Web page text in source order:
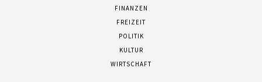
FINANZEN
FREIZEIT
POLITIK
KULTUR
WIRTSCHAFT